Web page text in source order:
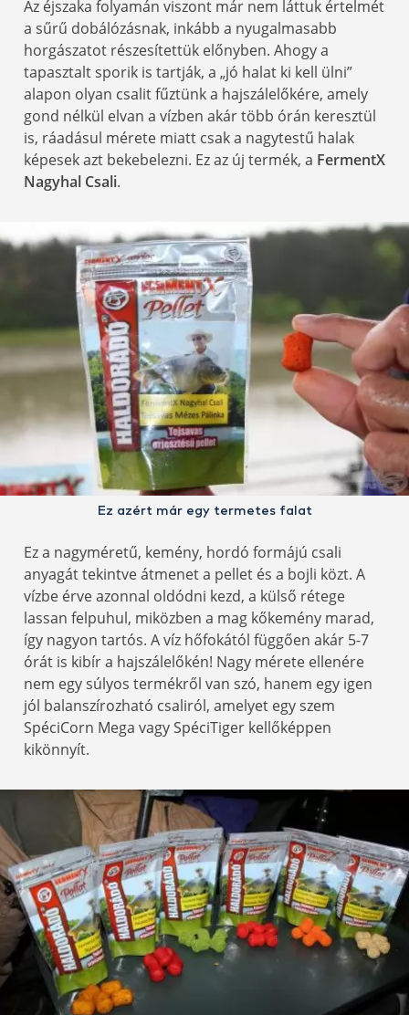
Az éjszaka folyamán viszont már nem láttuk értelmét
a sűrű dobálózásnak, inkább a nyugalmasabb
horgászatot részesítettük előnyben. Ahogy a
tapasztalt sporik is tartják, a „jó halat ki kell ülni”
alapon olyan csalit fűztünk a hajszálelőkére, amely
gond nélkül elvan a vízben akár több órán keresztül
is, ráadásul mérete miatt csak a nagytestű halak
képesek azt bekebelezni. Ez az új termék, a FermentX
Nagyhal Csali.
Ez azért már egy termetes falat
Ez a nagyméretű, kemény, hordó formájú csali
anyagát tekintve átmenet a pellet és a bojli közt. A
vízbe érve azonnal oldódni kezd, a külső rétege
lassan felpuhul, miközben a mag kőkemény marad,
így nagyon tartós. A víz hőfokától függően akár 5-7
órát is kibír a hajszálelőkén! Nagy mérete ellenére
nem egy súlyos termékről van szó, hanem egy igen
jól balanszírozható csaliról, amelyet egy szem
SpéciCorn Mega vagy SpéciTiger kellőképpen
kikönnyít.